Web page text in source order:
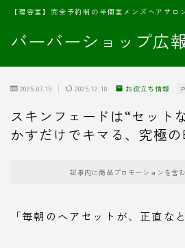
バーバーショップ広
【理容室】完全予約制の半個室メンズヘアサロ
2025.07.19 2025.12.18 お役立ち情報
スキンフェードは“セット
かすだけでキマる、究極
記事内に商品プロモーションを含
「毎朝のヘアセットが、正直な